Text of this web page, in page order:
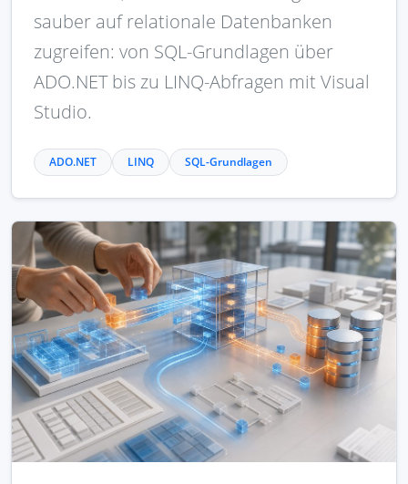
sauber auf relationale Datenbanken
zugreifen: von SQL-Grundlagen über
ADO.NET bis zu LINQ-Abfragen mit Visual
Studio.
ADO.NET LINQ SQL-Grundlagen